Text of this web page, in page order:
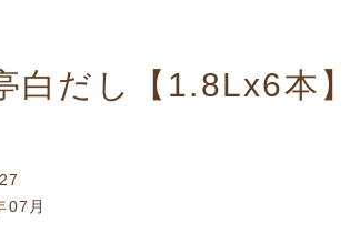
白だし【1.8Lx6本
07月